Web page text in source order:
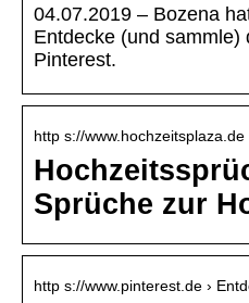
04.07.2019 – Bozena
Entdecke (und sammle)
Pinterest.
http s://www.hochzeitsplaza.de
Sprüche zur
http s://www.pinterest.de ›